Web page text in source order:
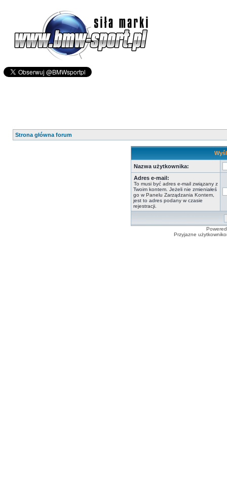
Strona główna forum
Nazwa użytkownika:
Adres e-mail:
To musi być adres e-mail związany z
Twoim kontem. Jeżeli nie zmieniałeś
go w Panelu Zarządzania Kontem,
jest to adres podany w czasie
rejestracji.
Przyjazne